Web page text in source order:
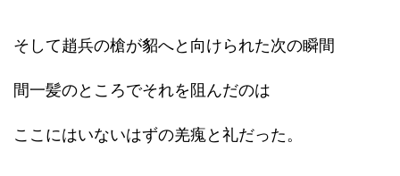
そして趙兵の槍が貂へと向けられた次の瞬間
間一髪のところでそれを阻んだのは
ここにはいないはずの羌瘣と礼だった。